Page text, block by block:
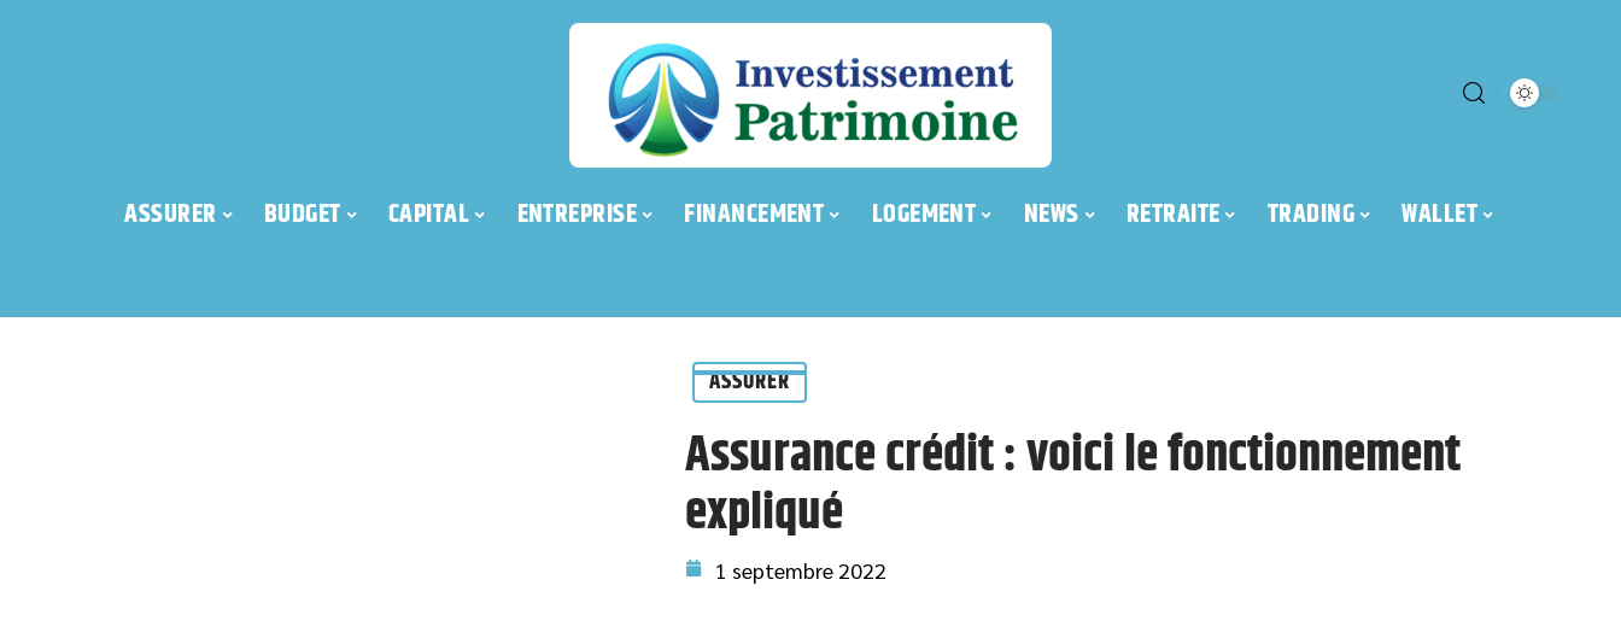
ASSURER BUDGET CAPITAL ENTREPRISE FINANCEMENT LOGEMENT NEWS RETRAITE TRADING WALLET
ASSURER
Assurance crédit : voici le fonctionnement
expliqué
1 septembre 2022